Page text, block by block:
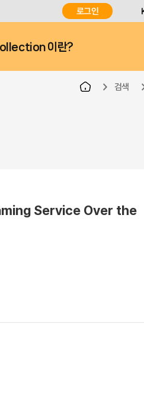
로그인
이란?
검색
Service Over the